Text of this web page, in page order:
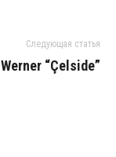
Следующая статья
Werner “Çel­side”